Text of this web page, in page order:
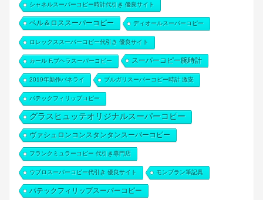
シャネルスーパーコピー時計代引き 優良サイト
ベル＆ロススーパーコピー ディオールスーパーコピー
ロレックススーパーコピー代引き 優良サイト
カール F.ブヘラスーパーコピー スーパーコピー腕時計
2019年新作パネライ ブルガリスーパーコピー時計 激安
パテックフィリップコピー
グラスヒュッテオリジナルスーパーコピー
ヴァシュロンコンスタンタンスーパーコピー
フランクミュラーコピー 代引き専門店
ウブロスーパーコピー代引き 優良サイト モンブラン筆記具
パテックフィリップスーパーコピー